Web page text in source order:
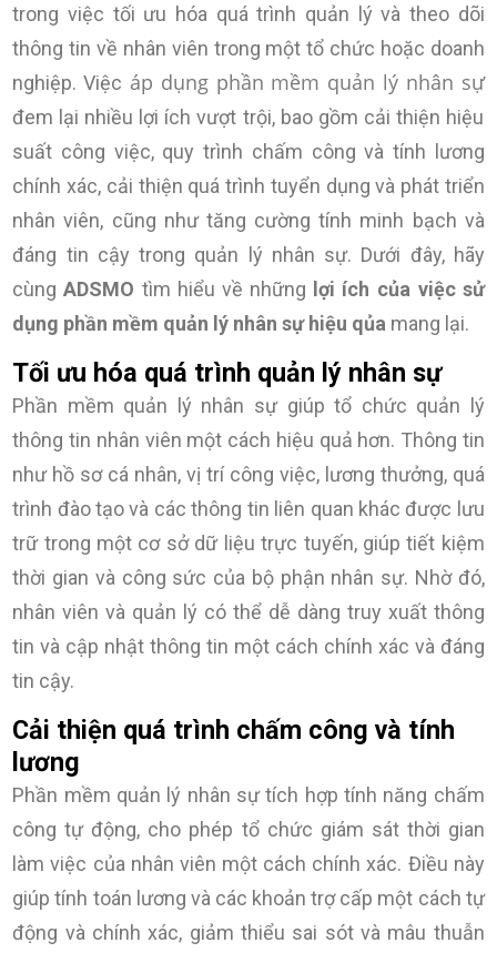
trong việc tối ưu hóa quá trình quản lý và theo dõi
thông tin về nhân viên trong một tổ chức hoặc doanh
nghiệp. Việc áp dụng phần mềm quản lý nhân sự
đem lại nhiều lợi ích vượt trội, bao gồm cải thiện hiệu
suất công việc, quy trình chấm công và tính lương
chính xác, cải thiện quá trình tuyển dụng và phát triển
nhân viên, cũng như tăng cường tính minh bạch và
đáng tin cậy trong quản lý nhân sự. Dưới đây, hãy
cùngADSMO tìm hiểu về những lợi ích của việc sử
dụng phần mềm quản lý nhân sự hiệu qủa mang lại.
Tối ưu hóa quá trình quản lý nhân sự
Phần mềm quản lý nhân sự giúp tổ chức quản lý
thông tin nhân viên một cách hiệu quả hơn. Thông tin
như hồ sơ cá nhân, vị trí công việc, lương thưởng, quá
trình đào tạo và các thông tin liên quan khác được lưu
trữ trong một cơ sở dữ liệu trực tuyến, giúp tiết kiệm
thời gian và công sức của bộ phận nhân sự. Nhờ đó,
nhân viên và quản lý có thể dễ dàng truy xuất thông
tin và cập nhật thông tin một cách chính xác và đáng
tin cậy.
Cải thiện quá trình chấm công và tính
lương
Phần mềm quản lý nhân sự tích hợp tính năng chấm
công tự động, cho phép tổ chức giám sát thời gian
làm việc của nhân viên một cách chính xác. Điều này
giúp tính toán lương và các khoản trợ cấp một cách tự
động và chính xác, giảm thiểu sai sót và mâu thuẫn